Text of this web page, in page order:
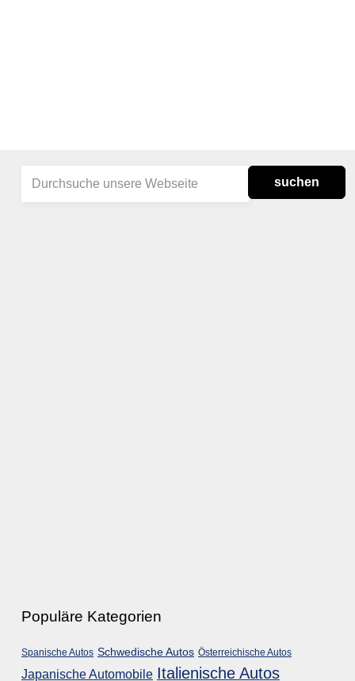
suchen
Populäre Kategorien
Spanische Autos Schwedische Autos Österreichische Autos
Japanische Automobile Italienische Autos